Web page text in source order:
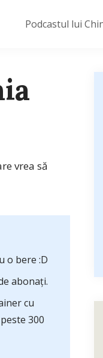
Podcastul lui
vrea să
o bere :D
abonați.
cu
300